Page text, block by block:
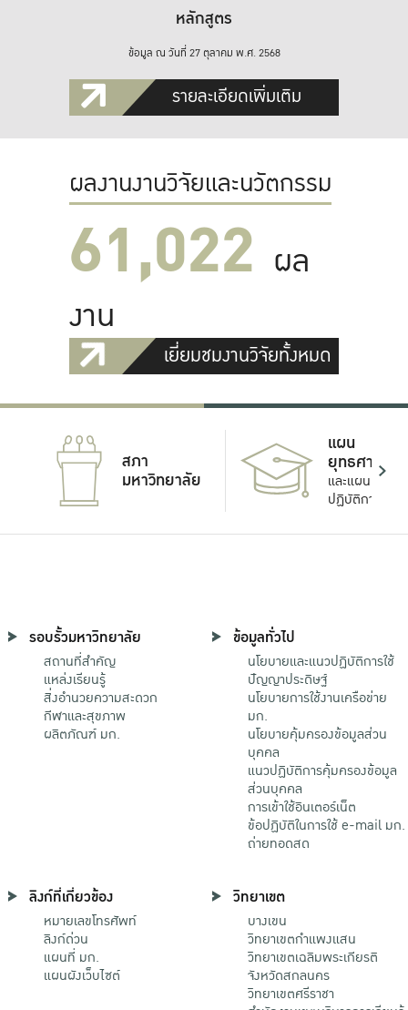
หลักสูตร
ข้อมูล ณ วันที่ 27 ตุลาคม พ.ศ. 2568
รายละเอียดเพิ่มเติม
ผลงานงานวิจัยและนวัตกรรม
61,022 ผล
งาน
เยี่ยมชมงานวิจัยทั้งหมด
สภา
มหาวิทยาลัย
แผน
ยุทธศาสตร์
และแผน
ปฏิบัติการ
รอบรั้วมหาวิทยาลัย
สถานที่สำคัญ
แหล่งเรียนรู้
สิ่งอำนวยความสะดวก
กีฬาและสุขภาพ
ผลิตภัณฑ์ มก.
ข้อมูลทั่วไป
นโยบายและแนวปฏิบัติการใช้
ปัญญาประดิษฐ์
นโยบายการใช้งานเครือข่าย
มก.
นโยบายคุ้มครองข้อมูลส่วน
บุคคล
แนวปฏิบัติการคุ้มครองข้อมูล
ส่วนบุคคล
การเข้าใช้อินเตอร์เน็ต
ข้อปฏิบัติในการใช้ e-mail มก.
ถ่ายทอดสด
ลิงก์ที่เกี่ยวข้อง
หมายเลขโทรศัพท์
ลิงก์ด่วน
แผนที่ มก.
แผนผังเว็บไซต์
วิทยาเขต
บางเขน
วิทยาเขตกําแพงแสน
วิทยาเขตเฉลิมพระเกียรติ
จังหวัดสกลนคร
วิทยาเขตศรีราชา